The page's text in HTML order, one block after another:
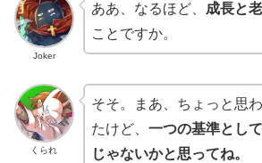
Joker
ああ、なるほど、 成長と
ことですか。
くられ
そそ。まあ、ちょっと思
たけど、 一つの基準とし
じゃないかと思ってね。